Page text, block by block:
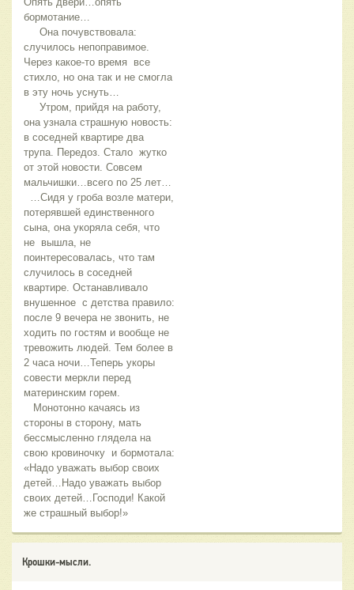
бормотание…
Она почувствовала:
случилось непоправимое.
Через какое-то время все
стихло, но она так и не смогла
в эту ночь уснуть…
Утром, прийдя на работу,
она узнала страшную новость:
в соседней квартире два
трупа. Передоз. Стало жутко
от этой новости. Совсем
мальчишки…всего по 25 лет…
…Сидя у гроба возле матери,
потерявшей единственного
сына, она укоряла себя, что
не вышла, не
поинтересовалась, что там
случилось в соседней
квартире. Останавливало
внушенное с детства правило:
после 9 вечера не звонить, не
ходить по гостям и вообще не
тревожить людей. Тем более в
2 часа ночи…Теперь укоры
совести меркли перед
материнским горем.
Монотонно качаясь из
стороны в сторону, мать
бессмысленно глядела на
свою кровиночку и бормотала:
«Надо уважать выбор своих
детей…Надо уважать выбор
своих детей…Господи! Какой
же страшный выбор!»
Крошки-мысли.